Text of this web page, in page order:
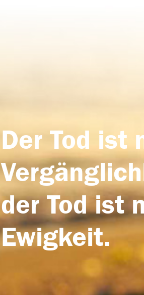
Der Tod ist
der Tod ist
Ewigkeit.